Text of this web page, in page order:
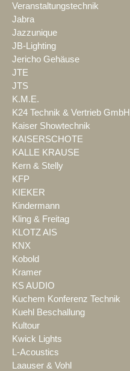
Veranstaltungstechnik
Jabra
Jazzunique
JB-Lighting
Jericho Gehäuse
JTE
JTS
K.M.E.
K24 Technik & Vertrieb GmbH
Kaiser Showtechnik
KAISERSCHOTE
KALLE KRAUSE
Kern & Stelly
KFP
KIEKER
Kindermann
Kling & Freitag
KLOTZ AIS
KNX
Kobold
Kramer
KS AUDIO
Kuchem Konferenz Technik
Kuehl Beschallung
Kultour
Kwick Lights
L-Acoustics
Laauser & Vohl